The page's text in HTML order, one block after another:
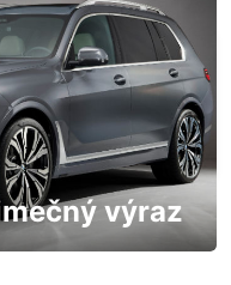
- výjimečný výraz